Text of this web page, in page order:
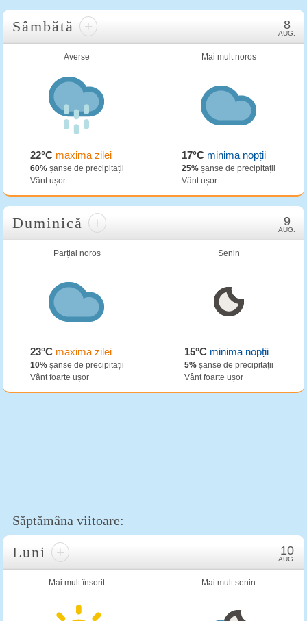
Sâmbătă + 8
AUG.
Averse
22°Cmaxima zilei
60%șanse de precipitații
Vânt ușor
Mai mult noros
17°C minima nopții
25% șanse de precipitații
Vânt ușor
Duminică + 9
AUG.
Parțial noros
23°Cmaxima zilei
10%șanse de precipitații
Vânt foarte ușor
Senin
15°Cminima nopții
5%șanse de precipitații
Vânt foarte ușor
Săptămâna viitoare:
Luni + 10
AUG.
Mai mult însorit Mai mult senin